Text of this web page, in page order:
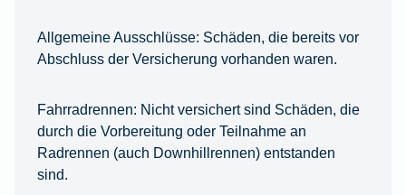
Allgemeine Ausschlüsse: Schäden, die bereits vor
Abschluss der Versicherung vorhanden waren.
Fahrradrennen: Nicht versichert sind Schäden, die
durch die Vorbereitung oder Teilnahme an
Radrennen (auch Downhillrennen) entstanden
sind.